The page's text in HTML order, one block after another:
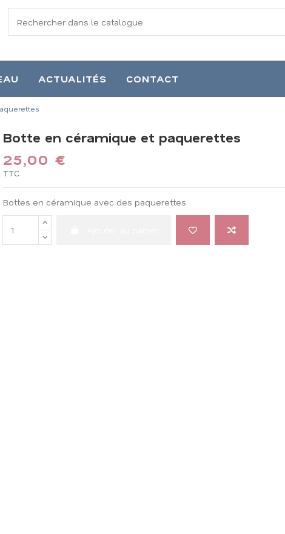
ACTUALITÉS CONTACT
Botte en céramique et paquerettes
25,00 €
TTC
Bottes en céramique avec des paquerettes